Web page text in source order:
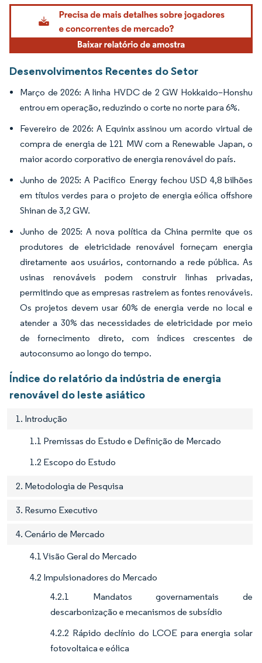
Imagem © Mordor Intelligence. O reuso requer atribuição conforme CC BY 4.0.
Desenvolvimentos Recentes do Setor
Março de 2026: A linha HVDC de 2 GW Hokkaido–Honshu
entrou em operação, reduzindo o corte no norte para 6%.
Fevereiro de 2026: A Equinix assinou um acordo virtual de
compra de energia de 121 MW com a Renewable Japan, o
maior acordo corporativo de energia renovável do país.
Junho de 2025: A Pacifico Energy fechou USD 4,8 bilhões
em títulos verdes para o projeto de energia eólica offshore
Shinan de 3,2 GW.
Junho de 2025: A nova política da China permite que os
produtores de eletricidade renovável forneçam energia
diretamente aos usuários, contornando a rede pública. As
usinas renováveis podem construir linhas privadas,
permitindo que as empresas rastreiem as fontes renováveis.
Os projetos devem usar 60% de energia verde no local e
atender a 30% das necessidades de eletricidade por meio
de fornecimento direto, com índices crescentes de
autoconsumo ao longo do tempo.
Índice do relatório da indústria de energia
renovável do leste asiático
1. Introdução
1.1 Premissas do Estudo e Definição de Mercado
1.2 Escopo do Estudo
2. Metodologia de Pesquisa
3. Resumo Executivo
4. Cenário de Mercado
4.1 Visão Geral do Mercado
4.2 Impulsionadores do Mercado
4.2.1 Mandatos governamentais de
descarbonização e mecanismos de subsídio
4.2.2 Rápido declínio do LCOE para energia solar
fotovoltaica e eólica